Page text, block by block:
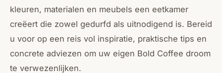
kleuren, materialen en meubels een eetkamer
creëert die zowel gedurfd als uitnodigend is. Bereid
u voor op een reis vol inspiratie, praktische tips en
concrete adviezen om uw eigen Bold Coffee droom
te verwezenlijken.